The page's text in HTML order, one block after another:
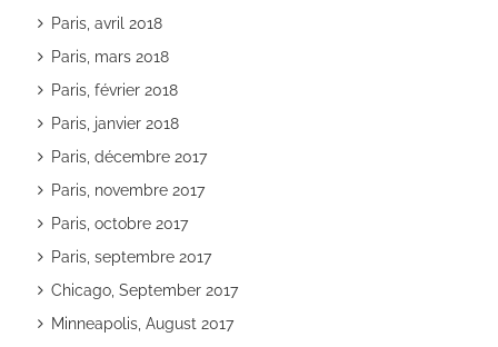
Paris, avril 2018
Paris, mars 2018
Paris, février 2018
Paris, janvier 2018
Paris, décembre 2017
Paris, novembre 2017
Paris, octobre 2017
Paris, septembre 2017
Chicago, September 2017
Minneapolis, August 2017